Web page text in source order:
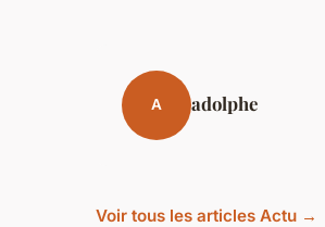
A adolphe
Voir tous les articles Actu →